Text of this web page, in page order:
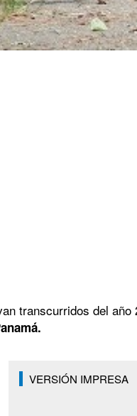
transcurridos del
VERSIÓN IMPRESA